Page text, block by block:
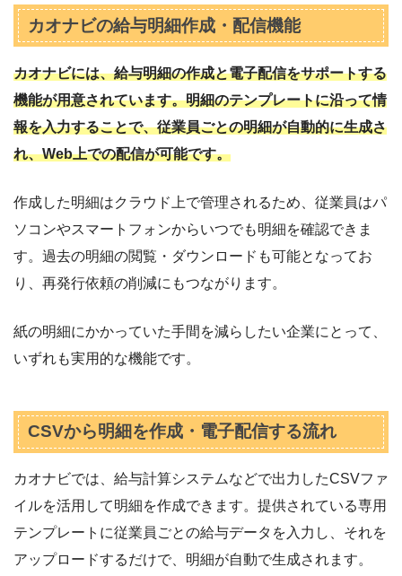
カオナビの給与明細作成・配信機能
カオナビには、給与明細の作成と電子配信をサポートする
機能が用意されています。明細のテンプレートに沿って情
報を入力することで、従業員ごとの明細が自動的に生成さ
れ、Web上での配信が可能です。
作成した明細はクラウド上で管理されるため、従業員はパ
ソコンやスマートフォンからいつでも明細を確認できま
す。過去の明細の閲覧・ダウンロードも可能となってお
り、再発行依頼の削減にもつながります。
紙の明細にかかっていた手間を減らしたい企業にとって、
いずれも実用的な機能です。
CSVから明細を作成・電子配信する流れ
カオナビでは、給与計算システムなどで出力したCSVファ
イルを活用して明細を作成できます。提供されている専用
テンプレートに従業員ごとの給与データを入力し、それを
アップロードするだけで、明細が自動で生成されます。